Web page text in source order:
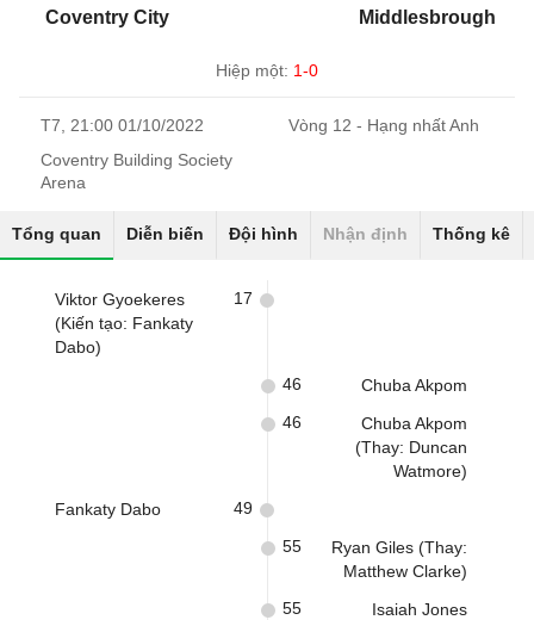
Coventry City Middlesbrough
Hiệp một: 1-0
T7, 21:00 01/10/2022
Vòng 12 - Hạng nhất Anh
Coventry Building Society
Arena
Tổng quan Diễn biến Đội hình Nhận định Thống kê
Viktor Gyoekeres
(Kiến tạo: Fankaty
Dabo)
17
Chuba Akpom
46
Chuba Akpom
(Thay: Duncan
Watmore)
46
Fankaty Dabo 49
Ryan Giles (Thay:
Matthew Clarke)
55
Isaiah Jones
55